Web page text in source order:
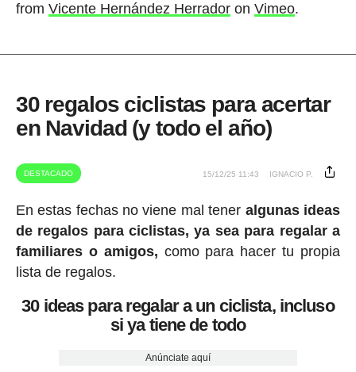
from Vicente Hernández Herradoron Vimeo.
30 regalos ciclistas para acertar
en Navidad (y todo el año)
DESTACADO 15/12/25 11:43 IGNACIO P.
En estas fechas no viene mal tener algunas ideas
de regalos para ciclistas, ya sea para regalar a
familiares o amigos, como para hacer tu propia
lista de regalos.
30 ideas para regalar a un ciclista, incluso
si ya tiene de todo
Anúnciate aquí